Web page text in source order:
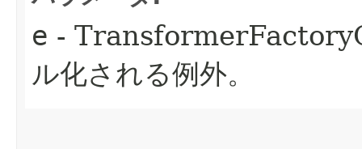
e -
ル化される例外。